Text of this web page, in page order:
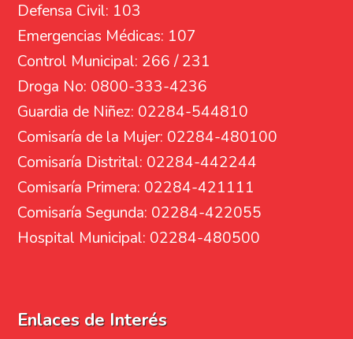
Defensa Civil: 103
Emergencias Médicas: 107
Control Municipal: 266 / 231
Droga No: 0800-333-4236
Guardia de Niñez: 02284-544810
Comisaría de la Mujer: 02284-480100
Comisaría Distrital: 02284-442244
Comisaría Primera: 02284-421111
Comisaría Segunda: 02284-422055
Hospital Municipal: 02284-480500
Enlaces de Interés